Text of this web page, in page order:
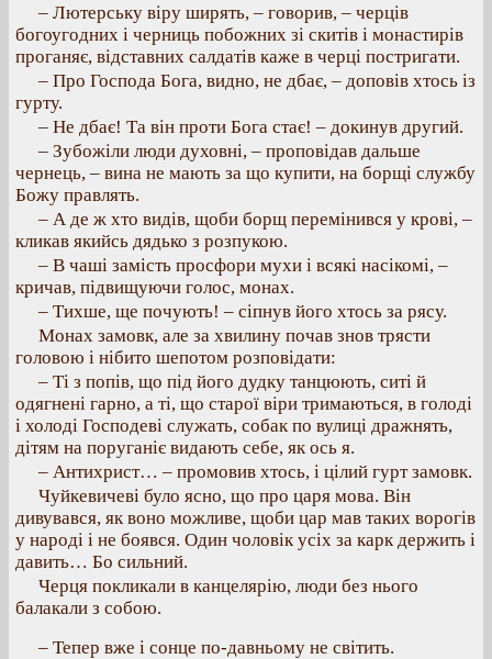
– Лютерську віру ширять, – говорив, – черців
богоугодних і черниць побожних зі скитів і монастирів
проганяє, відставних салдатів каже в черці постригати.
– Про Господа Бога, видно, не дбає, – доповів хтось із
гурту.
– Не дбає! Та він проти Бога стає! – докинув другий.
– Зубожіли люди духовні, – проповідав дальше
чернець, – вина не мають за що купити, на борщі службу
Божу правлять.
– А де ж хто видів, щоби борщ перемінився у крові, –
кликав якийсь дядько з розпукою.
– В чаші замість просфори мухи і всякі насікомі, –
кричав, підвищуючи голос, монах.
– Тихше, ще почують! – сіпнув його хтось за рясу.
Монах замовк, але за хвилину почав знов трясти
головою і нібито шепотом розповідати:
– Ті з попів, що під його дудку танцюють, ситі й
одягнені гарно, а ті, що старої віри тримаються, в голоді
і холоді Господеві служать, собак по вулиці дражнять,
дітям на поруганіє видають себе, як ось я.
– Антихрист… – промовив хтось, і цілий гурт замовк.
Чуйкевичеві було ясно, що про царя мова. Він
дивувався, як воно можливе, щоби цар мав таких ворогів
у народі і не боявся. Один чоловік усіх за карк держить і
давить… Бо сильний.
Черця покликали в канцелярію, люди без нього
балакали з собою.
– Тепер вже і сонце по-давньому не світить.